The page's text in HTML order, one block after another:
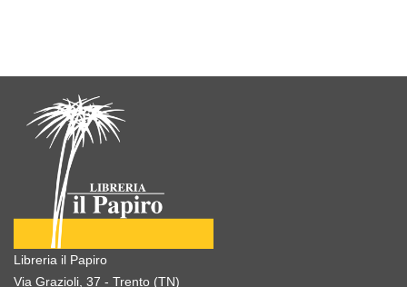
Libreria il Papiro
Via Grazioli, 37 - Trento (TN)